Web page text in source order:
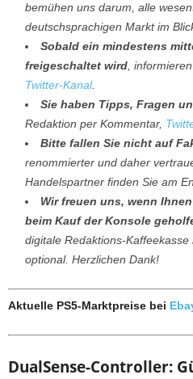
bemühen uns darum, alle
deutschsprachigen Markt im
Sobald ein mindestens
freigeschaltet wird,
Twitter-Kanal.
Sie haben Tipps, Fragen
Redaktion per Kommentar,
Bitte fallen Sie nicht auf
renommierter und daher
Handelspartner finden Sie am
Wir freuen uns, wenn
beim Kauf der Konsole
digitale Redaktions-Kaffeekasse
optional. Herzlichen Dank!
Aktuelle PS5-Marktpreise bei
DualSense-Controller: